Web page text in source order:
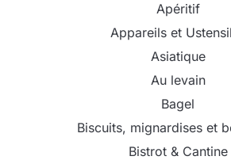
Apéritif
Appareils et
Asiatique
Au levain
Bagel
Biscuits, mignardises et
Bistrot & Cantine